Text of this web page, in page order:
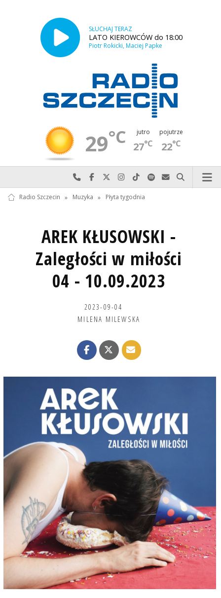
SŁUCHAJ TERAZ
LATO KIEROWCÓW do 18:00
Piotr Rokicki, Maciej Papke
29°C jutro
27°C
pojutrze
22°C
Najlepiej po prostu do nas zadzwoń
Odwiedź nas na Facebook-u
Odwiedź nas na X
Odwiedź nas na Instagram-ie
Odwiedź nas na TikTok-u
Szukaj nas na Spotify
Wyślij do nas
Szukaj
Radio Szczecin » Muzyka » Płyta tygodnia
AREK KŁUSOWSKI -
Zaległości w miłości
04 - 10.09.2023
2023-09-04
MILENA MILEWSKA